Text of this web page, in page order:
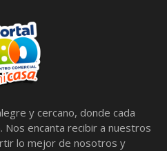
y cercano, donde cada
Nos encanta recibir a nuestros
lo mejor de nosotros y